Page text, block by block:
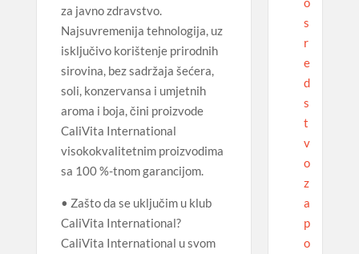
za javno zdravstvo.
Najsuvremenija tehnologija, uz
isključivo korištenje prirodnih
sirovina, bez sadržaja šećera,
soli, konzervansa i umjetnih
aroma i boja, čini proizvode
CaliVita International
visokokvalitetnim proizvodima
sa 100 %-tnom garancijom.
• Zašto da se uključim u klub
CaliVita International?
CaliVita International u svom
s
r
e
d
s
t
v
o
z
a
p
o